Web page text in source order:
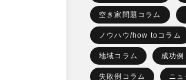
空き家問題コラム
ノウハウ/how toコラム
地域コラム 成功例
失敗例コラム ニ